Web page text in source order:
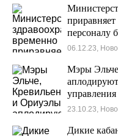
персоналу
протесты.
06.12.23,
Мэры
23.10.23,
Дикие